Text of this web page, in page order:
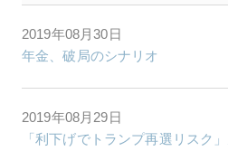
2019年08月30日
年金、破局のシナリオ
2019年08月29日
「利下げでトランプ再選リスク